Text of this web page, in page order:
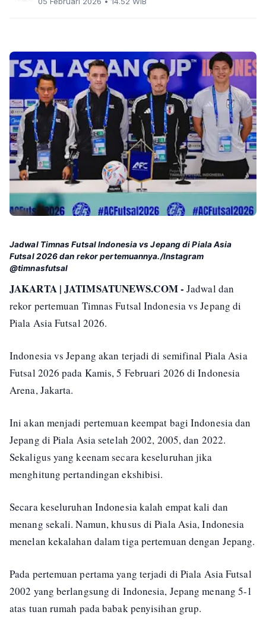
Jadwal Timnas Futsal Indonesia vs Jepang di Piala Asia
Futsal 2026 dan rekor pertemuannya./Instagram
@timnasfutsal
JAKARTA | JATIMSATUNEWS.COM - Jadwal dan
rekor pertemuan Timnas Futsal Indonesia vs Jepang di
Piala Asia Futsal 2026.
Indonesia vs Jepang akan terjadi di semifinal Piala Asia
Futsal 2026 pada Kamis, 5 Februari 2026 di Indonesia
Arena, Jakarta.
Ini akan menjadi pertemuan keempat bagi Indonesia dan
Jepang di Piala Asia setelah 2002, 2005, dan 2022.
Sekaligus yang keenam secara keseluruhan jika
menghitung pertandingan ekshibisi.
Secara keseluruhan Indonesia kalah empat kali dan
menang sekali. Namun, khusus di Piala Asia, Indonesia
menelan kekalahan dalam tiga pertemuan dengan Jepang.
Pada pertemuan pertama yang terjadi di Piala Asia Futsal
2002 yang berlangsung di Indonesia, Jepang menang 5-1
atas tuan rumah pada babak penyisihan grup.